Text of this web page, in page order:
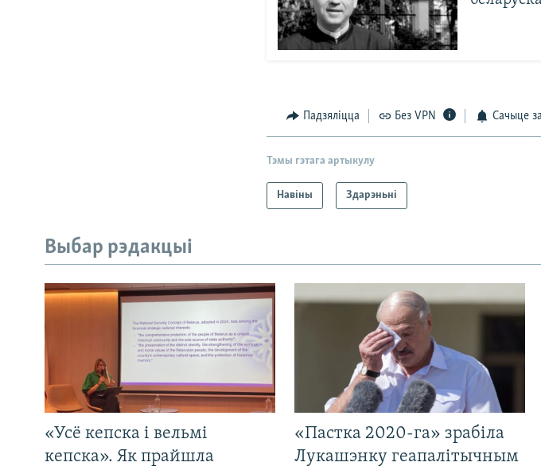
Падзяліцца Без VPN Сачыце
Тэмы гэтага артыкулу
Навіны Здарэньні
Выбар рэдакцыі
«Усё кепска і вельмі
кепска». Як прайшла
«Пастка 2020-га» зрабіла
Лукашэнку геапалітычным